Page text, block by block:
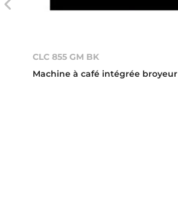
CLC 855 GM BK
Machine à café intégrée broyeur